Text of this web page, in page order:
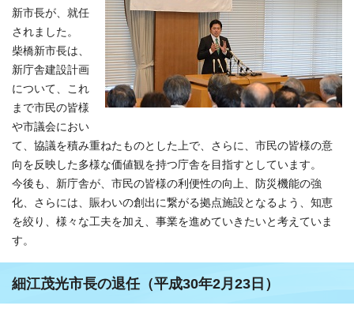
新市長が、就任
されました。
柴橋新市長は、
新庁舎建設計画
について、これ
まで市民の皆様
や市議会におい
て、協議を積み重ねたものとした上で、さらに、市民の皆様の意
向を反映した多様な価値観を持つ庁舎を目指すとしています。
今後も、新庁舎が、市民の皆様の利便性の向上、防災機能の強
化、さらには、賑わいの創出に繋がる拠点施設となるよう、知恵
を絞り、様々な工夫を加え、事業を進めていきたいと考えていま
す。
細江茂光市長の退任（平成30年2月23日）